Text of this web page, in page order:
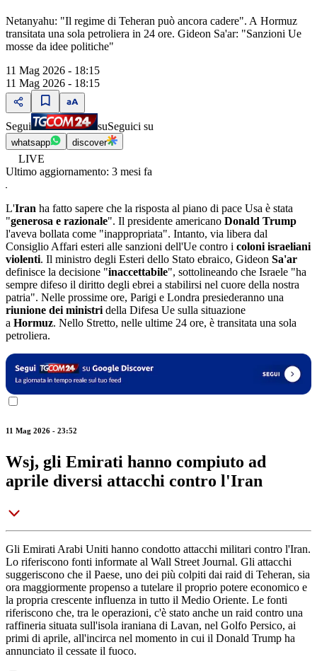
Netanyahu: "Il regime di Teheran può ancora cadere". A Hormuz
transitata una sola petroliera in 24 ore. Gideon Sa'ar: "Sanzioni Ue
mosse da idee politiche"
11 Mag 2026 - 18:15
11 Mag 2026 - 18:15
Segui suSeguici su
whatsapp discover
LIVE
Ultimo aggiornamento: 3 mesi fa
L'Iran ha fatto sapere che la risposta al piano di pace Usa è stata
"generosa e razionale". Il presidente americano Donald Trump
l'aveva bollata come "inappropriata". Intanto, via libera dal
Consiglio Affari esteri alle sanzioni dell'Ue contro i coloni israeliani
violenti. Il ministro degli Esteri dello Stato ebraico, Gideon Sa'ar
definisce la decisione "inaccettabile", sottolineando che Israele "ha
sempre difeso il diritto degli ebrei a stabilirsi nel cuore della nostra
patria". Nelle prossime ore, Parigi e Londra presiederanno una
riunione dei ministri della Difesa Ue sulla situazione
a Hormuz. Nello Stretto, nelle ultime 24 ore, è transitata una sola
petroliera.
11 Mag 2026 - 23:52
Wsj, gli Emirati hanno compiuto ad
aprile diversi attacchi contro l'Iran
Gli Emirati Arabi Uniti hanno condotto attacchi militari contro l'Iran.
Lo riferiscono fonti informate al Wall Street Journal. Gli attacchi
suggeriscono che il Paese, uno dei più colpiti dai raid di Teheran, sia
ora maggiormente propenso a tutelare il proprio potere economico e
la propria crescente influenza in tutto il Medio Oriente. Le fonti
riferiscono che, tra le operazioni, c'è stato anche un raid contro una
raffineria situata sull'isola iraniana di Lavan, nel Golfo Persico, ai
primi di aprile, all'incirca nel momento in cui il Donald Trump ha
annunciato il cessate il fuoco.